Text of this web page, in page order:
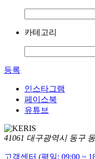
카테고리
등록
인스타그램
페이스북
유튜브
41061 대구광역시 동구
고객센터 (평일: 09:00 ~